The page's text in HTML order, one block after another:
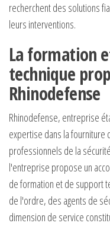
recherchent des solutions
leurs interventions.
La formation
technique
Rhinodefense
Rhinodefense, entreprise
expertise dans la
professionnels de la
l'entreprise propose un
de formation et de support
de l'ordre, des agents de
dimension de service